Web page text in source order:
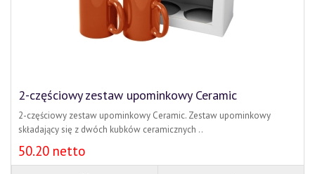
2-częściowy zestaw upominkowy Ceramic
2-częściowy zestaw upominkowy Ceramic. Zestaw upominkowy
składający się z dwóch kubków ceramicznych ..
50.20 netto